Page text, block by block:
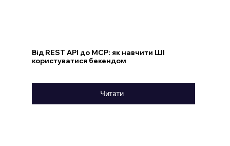
Від REST API до MCP: як навчити ШІ
користуватися бекендом
Читати